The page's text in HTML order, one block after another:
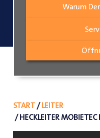
Warum
START/LEITER
/ HECKLEITER